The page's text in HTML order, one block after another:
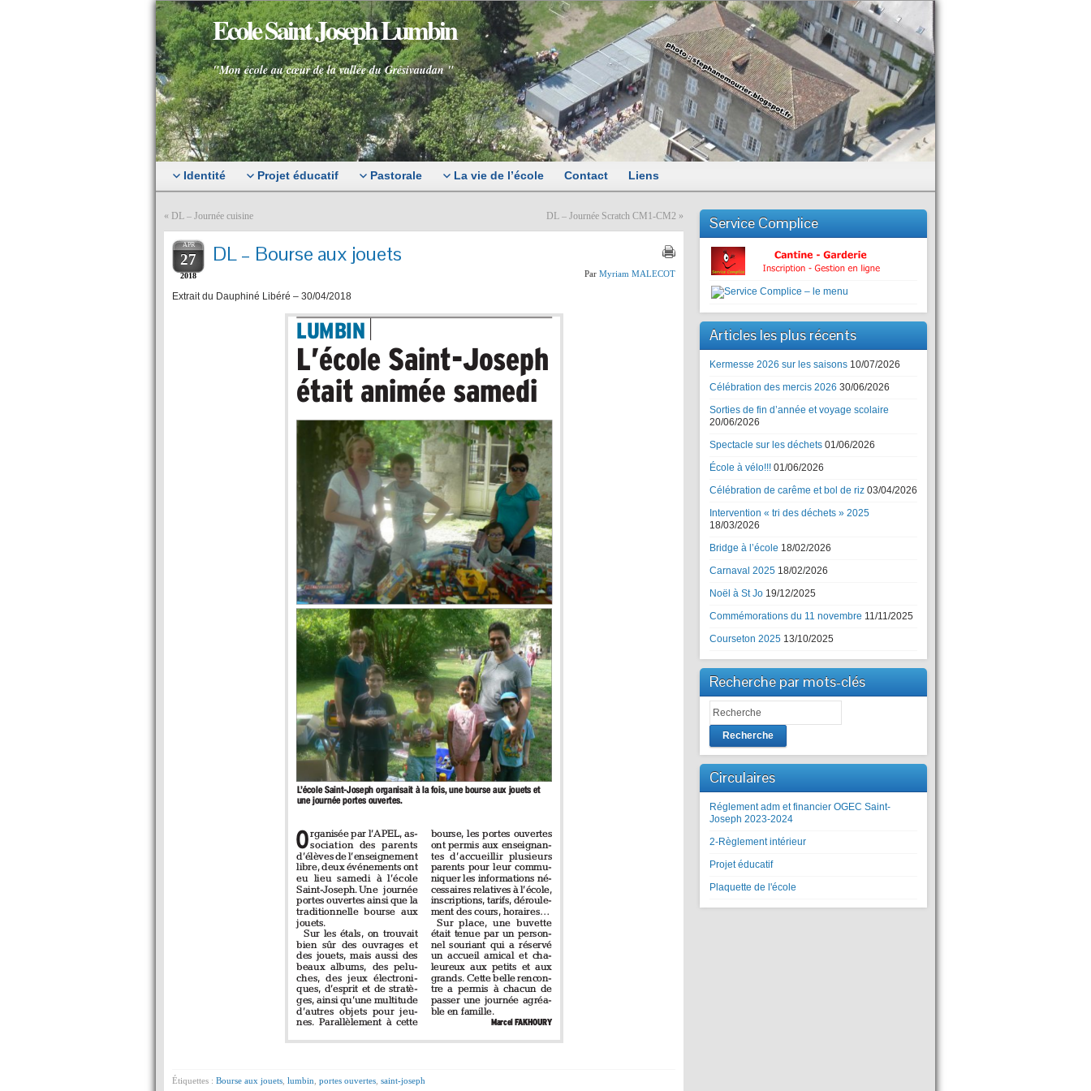
Ecole Saint Joseph Lumbin
"Mon école au cœur de la vallée du Grésivaudan "
Identité Projet éducatif Pastorale La vie de l’école Contact Liens
« DL – Journée cuisine DL – Journée Scratch CM1-CM2 »
APR
27
2018
DL – Bourse aux jouets
Par Myriam MALECOT
Extrait du Dauphiné Libéré – 30/04/2018
Étiquettes : Bourse aux jouets lumbin portes ouvertes saint-joseph
Service Complice
Articles les plus récents
Kermesse 2026 sur les saisons 10/07/2026
Célébration des mercis 2026 30/06/2026
Sorties de fin d’année et voyage scolaire
20/06/2026
Spectacle sur les déchets 01/06/2026
École à vélo!!! 01/06/2026
Célébration de carême et bol de riz 03/04/2026
Intervention « tri des déchets » 2025
18/03/2026
Bridge à l’école 18/02/2026
Carnaval 2025 18/02/2026
Noël à St Jo 19/12/2025
Commémorations du 11 novembre 11/11/2025
Courseton 2025 13/10/2025
Recherche par mots-clés
Recherche
Circulaires
Réglement adm et financier OGEC Saint-
Joseph 2023-2024
2-Règlement intérieur
Projet éducatif
Plaquette de l'école